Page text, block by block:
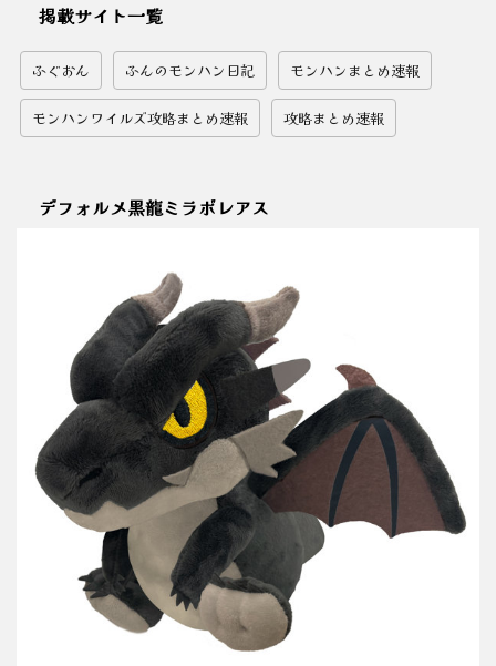
掲載サイト一覧
ふぐおん ふんのモンハン日記 モンハンまとめ速報
モンハンワイルズ攻略まとめ速報 攻略まとめ速報
デフォルメ黒龍ミラボレアス